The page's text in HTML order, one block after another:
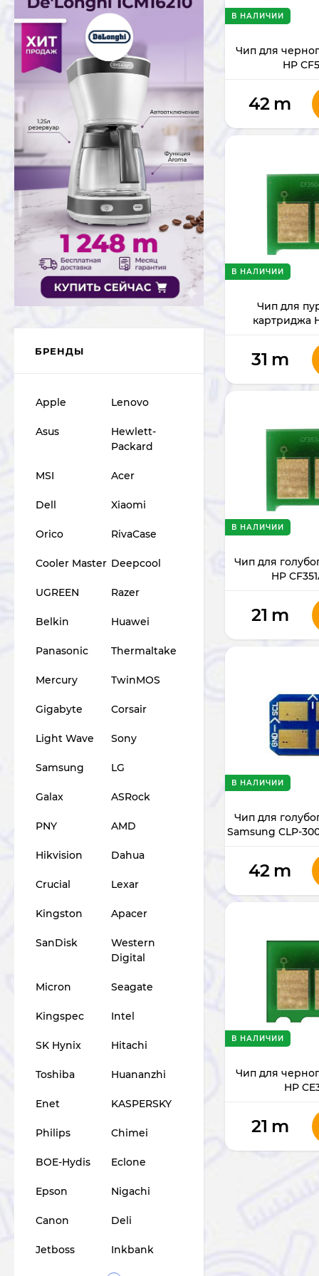
Чип для
HP
В НАЛИЧИИ
42 m
Чип для
картриджа
В НАЛИЧИИ
31 m
Чип для
HP
В НАЛИЧИИ
21 m
Чип для
Samsung CLP-
CLP300/300N/
В НАЛИЧИИ
42 m
Чип для
HP
В НАЛИЧИИ
21 m
БРЕНДЫ
Apple Lenovo
Asus
Hewlett-
Packard
MSI Acer
Dell Xiaomi
Orico RivaCase
Cooler Master Deepcool
UGREEN Razer
Belkin Huawei
Panasonic Thermaltake
Mercury TwinMOS
Gigabyte Corsair
Light Wave Sony
Samsung LG
Galax ASRock
PNY AMD
Hikvision Dahua
Crucial Lexar
Kingston Apacer
SanDisk
Western
Digital
Micron Seagate
Kingspec Intel
SK Hynix Hitachi
Toshiba Huananzhi
Enet KASPERSKY
Philips Chimei
BOE-Hydis Eclone
Epson Nigachi
Canon Deli
Jetboss Inkbank